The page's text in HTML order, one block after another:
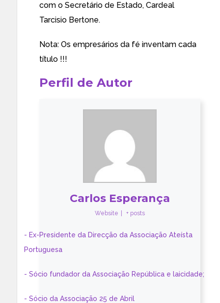
com o Secretário de Estado, Cardeal
Tarcisio Bertone.
Nota: Os empresários da fé inventam cada
título !!!
Perfil de Autor
Carlos Esperança
Website + posts
- Ex-Presidente da Direcção da Associação Ateísta
Portuguesa
- Sócio fundador da Associação República e laicidade;
- Sócio da Associação 25 de Abril